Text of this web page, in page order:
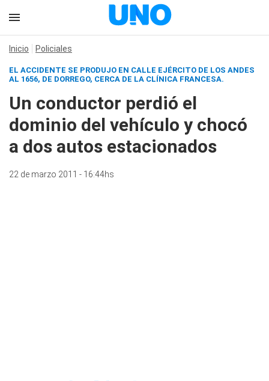
Inicio Policiales
EL ACCIDENTE SE PRODUJO EN CALLE EJÉRCITO DE LOS ANDES
AL 1656, DE DORREGO, CERCA DE LA CLÍNICA FRANCESA.
Un conductor perdió el
dominio del vehículo y chocó
a dos autos estacionados
22 de marzo 2011 - 16:44hs